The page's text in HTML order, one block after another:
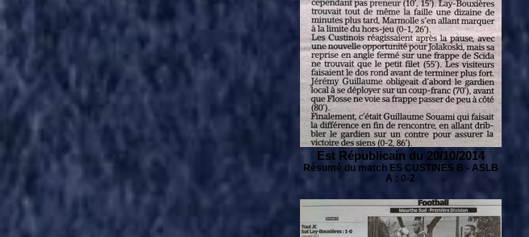
Est Républicain du 20/10/2014
Résumé du match ES CUSTINES B - ASLB
A : 0-2